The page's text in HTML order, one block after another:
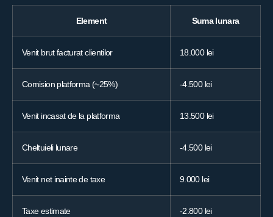
Element Suma lunara
Venit brut facturat clientilor 18.000 lei
Comision platforma (~25%) -4.500 lei
Venit incasat de la platforma 13.500 lei
Cheltuieli lunare -4.500 lei
Venit net inainte de taxe 9.000 lei
Taxe estimate -2.800 lei